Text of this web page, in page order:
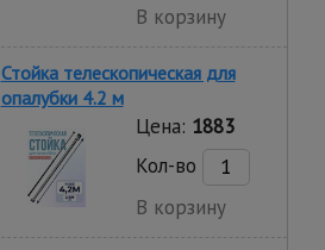
В корзину
Стойка телескопическая для
опалубки 4.2 м
Цена: 1883
Кол-во
В корзину